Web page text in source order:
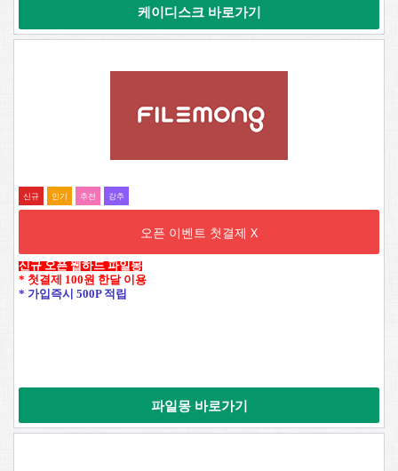
케이디스크 바로가기
신규 인기 추전 강추
오픈 이벤트 첫결제 X
신규 오픈 웹하드 파일몽
* 첫결제 100원 한달 이용
* 가입즉시 500P 적립
파일몽 바로가기